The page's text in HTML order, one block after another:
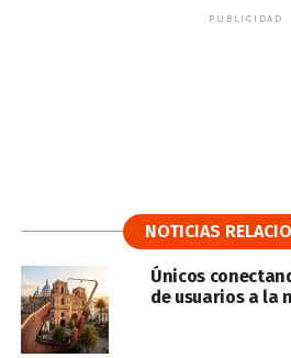
PUBLICIDAD
NOTICIAS
Únicos
de usuarios a la